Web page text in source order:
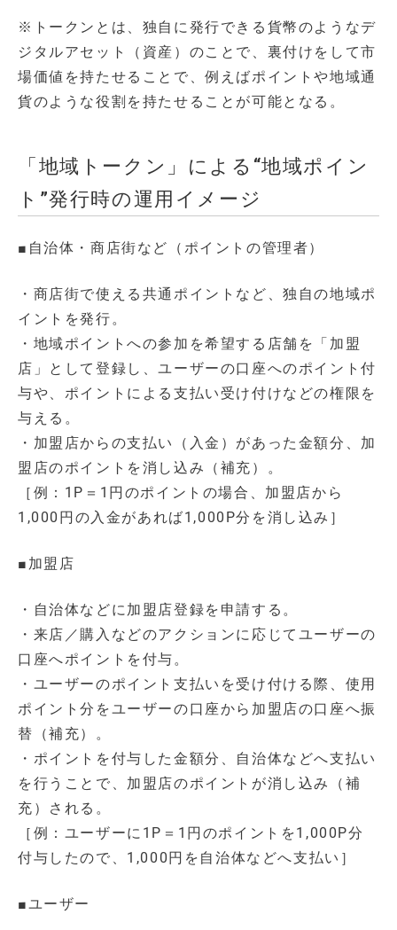
※トークンとは、独自に発行できる貨幣のようなデ
ジタルアセット（資産）のことで、裏付けをして市
場価値を持たせることで、例えばポイントや地域通
貨のような役割を持たせることが可能となる。
「地域トークン」による“地域ポイン
ト”発行時の運用イメージ
■自治体・商店街など（ポイントの管理者）
・商店街で使える共通ポイントなど、独自の地域ポ
イントを発行。
・地域ポイントへの参加を希望する店舗を「加盟
店」として登録し、ユーザーの口座へのポイント付
与や、ポイントによる支払い受け付けなどの権限を
与える。
・加盟店からの支払い（入金）があった金額分、加
盟店のポイントを消し込み（補充）。
［例：1P＝1円のポイントの場合、加盟店から
1,000円の入金があれば1,000P分を消し込み］
■加盟店
・自治体などに加盟店登録を申請する。
・来店／購入などのアクションに応じてユーザーの
口座へポイントを付与。
・ユーザーのポイント支払いを受け付ける際、使用
ポイント分をユーザーの口座から加盟店の口座へ振
替（補充）。
・ポイントを付与した金額分、自治体などへ支払い
を行うことで、加盟店のポイントが消し込み（補
充）される。
［例：ユーザーに1P＝1円のポイントを1,000P分
付与したので、1,000円を自治体などへ支払い］
■ユーザー